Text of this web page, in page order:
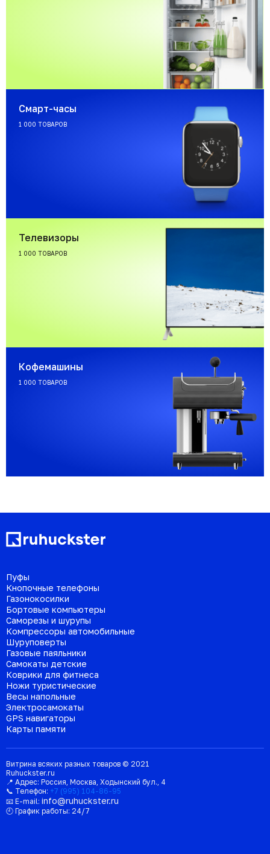
Смарт-часы
1 000 ТОВАРОВ
Телевизоры
1 000 ТОВАРОВ
Кофемашины
1 000 ТОВАРОВ
Пуфы
Кнопочные телефоны
Газонокосилки
Бортовые компьютеры
Саморезы и шурупы
Компрессоры автомобильные
Шуруповерты
Газовые паяльники
Самокаты детские
Коврики для фитнеса
Ножи туристические
Весы напольные
Электросамокаты
GPS навигаторы
Карты памяти
Витрина всяких разных товаров © 2021
Ruhuckster.ru
📍 Адрес: Россия Москва Ходынский бул., 4
📞 Телефон: +7 (995) 104-86-95
📧 E-mail: info@ruhuckster.ru
🕘 График работы: 24/7